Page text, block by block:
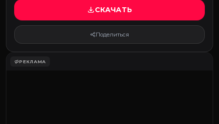
СКАЧАТЬ
Поделиться
РЕКЛАМА